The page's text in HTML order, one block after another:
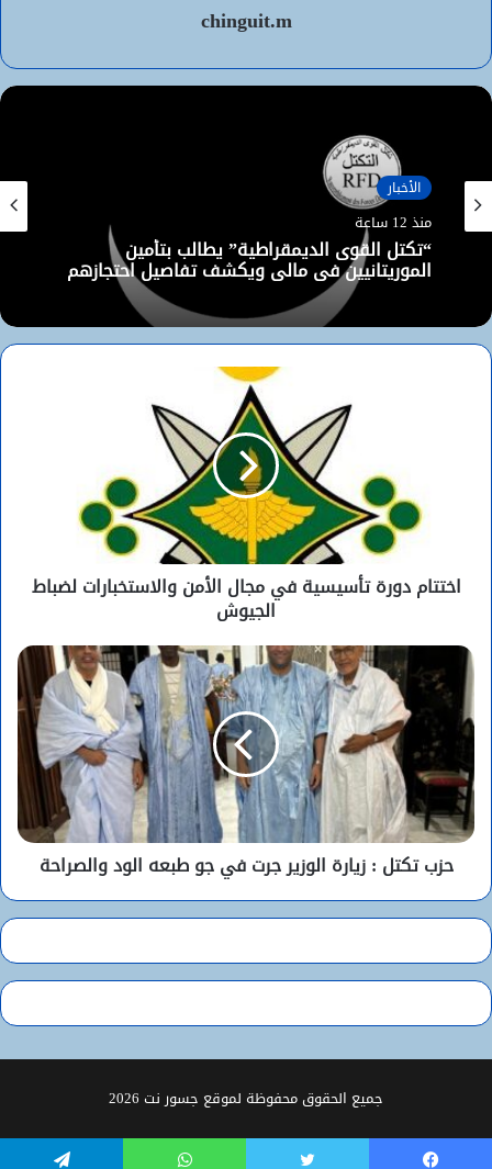
chinguit.m
الأخبار
منذ 12 ساعة
“تكتل القوى الديمقراطية” يطالب بتأمين
الموريتانيين في مالي ويكشف تفاصيل احتجازهم
اختتام دورة تأسيسية في مجال الأمن والاستخبارات لضباط
الجيوش
حزب تكتل : زيارة الوزير جرت في جو طبعه الود والصراحة
جميع الحقوق محفوظة لموقع جسور نت 2026